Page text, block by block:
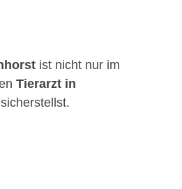
ist nicht nur im
Tierarzt in